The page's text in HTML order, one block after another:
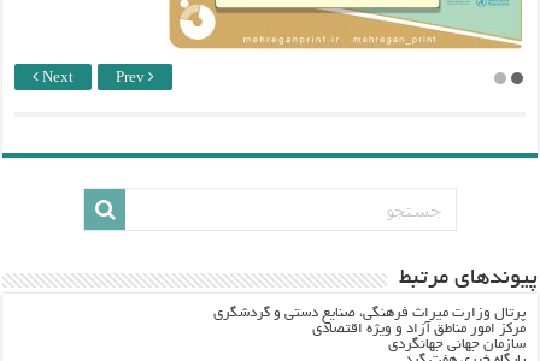
Next Prev
پيوندهاي مرتبط
پرتال وزارت ميراث فرهنگي، صنایع دستی و گردشگري
مرکز امور مناطق آزاد و ویژه اقتصادی
سازمان جهانی جهانگردی